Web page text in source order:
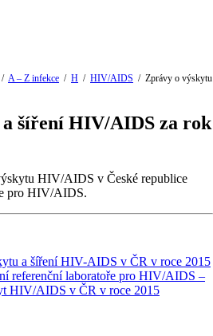
/ A – Z infekce / H / HIV/AIDS / Zprávy o výskytu
šíření HIV/AIDS za rok
HIV/AIDS v České republice
pro HIV/AIDS.
a šíření HIV-AIDS v ČR v roce 2015
referenční laboratoře pro HIV/AIDS –
HIV/AIDS v ČR v roce 2015